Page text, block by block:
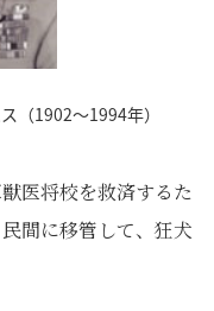
（1902～1994年）
医将校を救済するた
間に移管して、狂犬